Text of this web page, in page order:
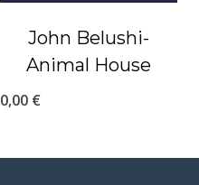
John Belushi-
Animal House
0,00 €